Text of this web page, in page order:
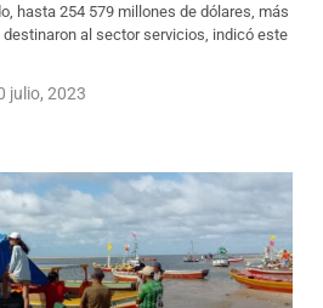
hasta 254 579 millones de dólares, más
al sector servicios, indicó este
julio, 2023